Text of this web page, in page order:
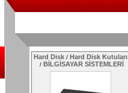
Hard Disk / Hard Disk Kutuları
/ BİLGİSAYAR SİSTEMLERİ